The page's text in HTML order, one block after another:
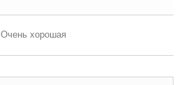
Очень хорошая